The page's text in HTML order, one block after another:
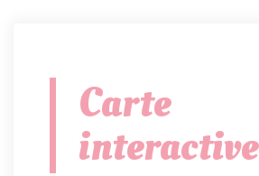
Carte
interactive